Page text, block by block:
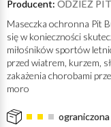
Producent: ODZIEŻ
Maseczka ochronna Pit
się w konieczności
miłośników sportów
przed wiatrem, kurzem,
zakażenia chorobami
moro
ograniczona